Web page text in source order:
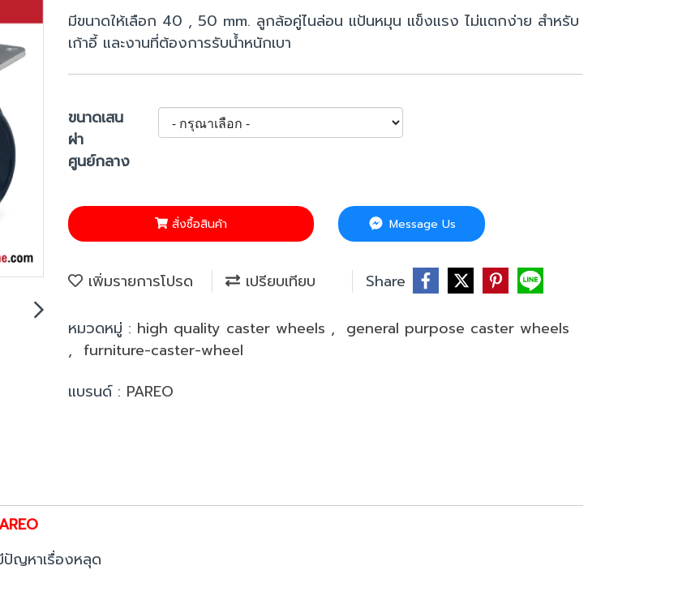
มีขนาดให้เลือก 40 , 50 mm. ลูกล้อคู่ไนล่อน แป้นหมุน แข็งแรง ไม่แตกง่าย สำหรับ
เก้าอี้ และงานที่ต้องการรับน้ำหนักเบา
ขนาดเสน
ผ่า
ศูนย์กลาง
สั่งซื้อสินค้า Message Us
เพิ่มรายการโปรด เปรียบเทียบ Share
หมวดหมู่ : high quality caster wheels , general purpose caster wheels
, furniture-caster-wheel
แบรนด์ : PAREO
ปัญหาเรื่องหลุด